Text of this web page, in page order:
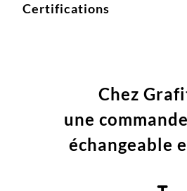
Certifications
Chez
une commande
échangeable